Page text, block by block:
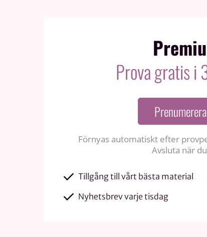
Prova gratis i
Förnyas automatiskt efter
Avsluta när
Tillgång till vårt bästa material
Nyhetsbrev varje tisdag